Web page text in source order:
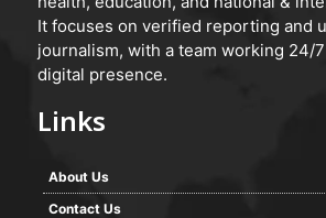
It focuses on verified reporting and
journalism, with a team working 24/
digital presence.
Links
About Us
Contact Us